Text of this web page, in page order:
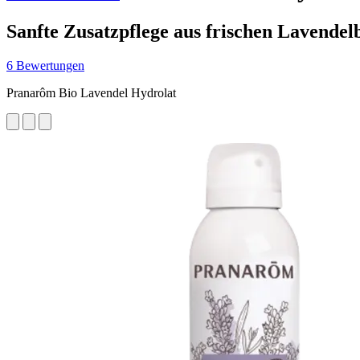
Sanfte Zusatzpflege aus frischen
6 Bewertungen
Pranarôm Bio Lavendel Hydrolat